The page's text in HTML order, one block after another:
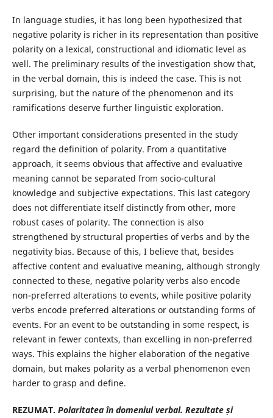
In language studies, it has long been hypothesized that
negative polarity is richer in its representation than positive
polarity on a lexical, constructional and idiomatic level as
well. The preliminary results of the investigation show that,
in the verbal domain, this is indeed the case. This is not
surprising, but the nature of the phenomenon and its
ramifications deserve further linguistic exploration.
Other important considerations presented in the study
regard the definition of polarity. From a quantitative
approach, it seems obvious that affective and evaluative
meaning cannot be separated from socio-cultural
knowledge and subjective expectations. This last category
does not differentiate itself distinctly from other, more
robust cases of polarity. The connection is also
strengthened by structural properties of verbs and by the
negativity bias. Because of this, I believe that, besides
affective content and evaluative meaning, although strongly
connected to these, negative polarity verbs also encode
non-preferred alterations to events, while positive polarity
verbs encode preferred alterations or outstanding forms of
events. For an event to be outstanding in some respect, is
relevant in fewer contexts, than excelling in non-preferred
ways. This explains the higher elaboration of the negative
domain, but makes polarity as a verbal phenomenon even
harder to grasp and define.
REZUMAT. Polaritatea în domeniul verbal. Rezultate și